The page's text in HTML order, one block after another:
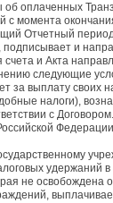
оплаченных
с момента
Отчетный
и
и Акта
следующие
выплату своих
налоги),
с Договором.
удержаний
не освобождена